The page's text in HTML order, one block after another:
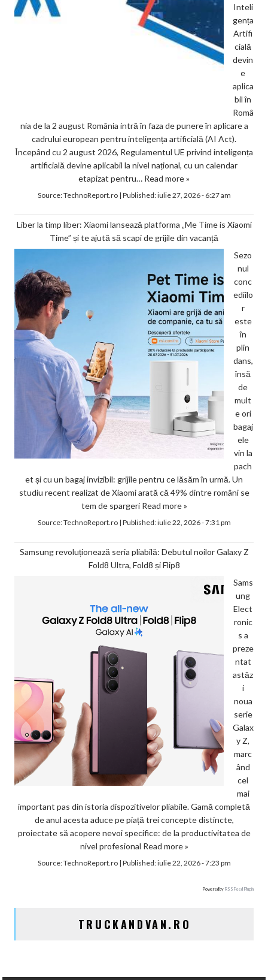
Inteli
gența
Artifi
cială
devin
e
aplica
bil în
Româ
nia de la 2 august România intră în faza de punere în aplicare a
cadrului european pentru inteligența artificială (AI Act).
Începând cu 2 august 2026, Regulamentul UE privind inteligența
artificială devine aplicabil la nivel național, cu un calendar
etapizat pentru… Read more »
Source:TechnoReport.ro| Published:iulie 27, 2026 - 6:27 am
Liber la timp liber: Xiaomi lansează platforma „Me Time is Xiaomi
Time” și te ajută să scapi de grijile din vacanță
Sezo
nul
conc
ediilo
r
este
în
plin
dans,
însă
de
mult
e ori
bagaj
ele
vin la
pach
et și cu un bagaj invizibil: grijile pentru ce lăsăm în urmă. Un
studiu recent realizat de Xiaomi arată că 49% dintre români se
tem de spargeri Read more »
Source:TechnoReport.ro| Published:iulie 22, 2026 - 7:31 pm
Samsung revoluționează seria pliabilă: Debutul noilor Galaxy Z
Fold8 Ultra, Fold8 și Flip8
Sams
ung
Elect
ronic
s a
preze
ntat
astăz
i
noua
serie
Galax
y Z,
marc
ând
cel
mai
important pas din istoria dispozitivelor pliabile. Gamă completă
de anul acesta aduce pe piață trei concepte distincte,
proiectate să acopere nevoi specifice: de la productivitatea de
nivel profesional Read more »
Source:TechnoReport.ro| Published:iulie 22, 2026 - 7:23 pm
Powered by RSS Feed Plugin
TRUCKANDVAN.RO